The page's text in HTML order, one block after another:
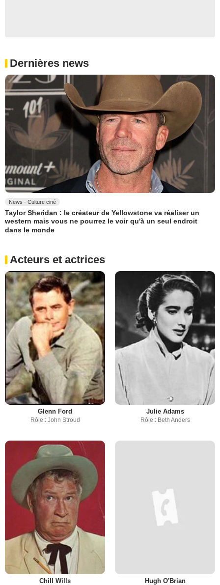
Dernières news
News - Culture ciné
Taylor Sheridan : le créateur de Yellowstone va réaliser un
western mais vous ne pourrez le voir qu'à un seul endroit
dans le monde
Acteurs et actrices
Glenn Ford
Rôle : John Stroud
Julie Adams
Rôle : Beth Anders
Chill Wills Hugh O'Brian